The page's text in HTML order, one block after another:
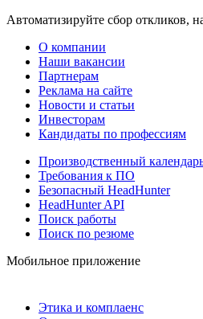
Автоматизируйте сбор откликов,
О компании
Наши вакансии
Партнерам
Реклама на сайте
Новости и статьи
Инвесторам
Кандидаты по профессиям
Производственный
Требования к ПО
Безопасный HeadHunter
HeadHunter API
Поиск работы
Поиск по резюме
Мобильное приложение
Этика и комплаенс